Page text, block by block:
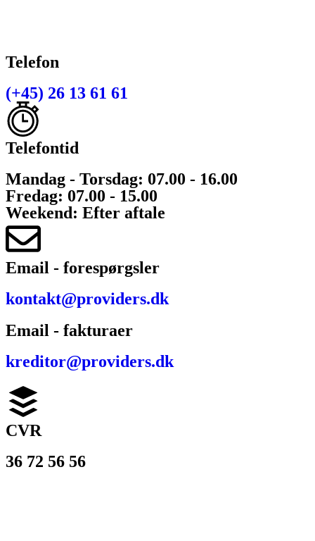
Telefon
(+45) 26 13 61 61
Telefontid
Mandag - Torsdag: 07.00 - 16.00
Fredag: 07.00 - 15.00
Weekend: Efter aftale
Email - forespørgsler
kontakt@providers.dk
Email - fakturaer
kreditor@providers.dk
CVR
36 72 56 56